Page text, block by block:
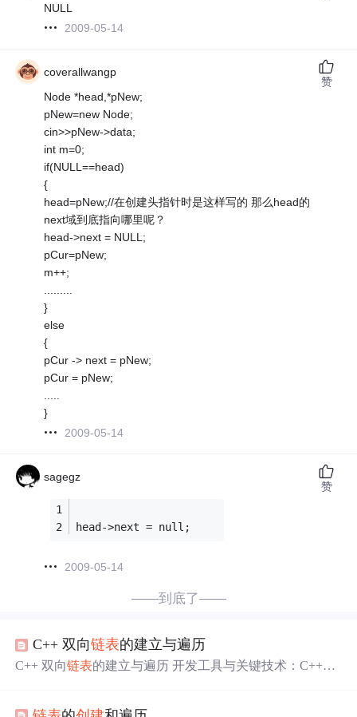
NULL
2009-05-14
coverallwangp
Node *head,*pNew;
pNew=new Node;
cin>>pNew->data;
int m=0;
if(NULL==head)
{
head=pNew;//在创建头指针时是这样写的 那么head的
next域到底指向哪里呢？
head->next = NULL;
pCur=pNew;
m++;
}
else
{
pCur -> next = pNew;
pCur = pNew;
}
2009-05-14
赞
sagegz
head->next = null;
2009-05-14
赞
——到底了——
C++ 双向链表的建立与遍历
C++ 双向链表的建立与遍历 开发工具与关键技术：C++、